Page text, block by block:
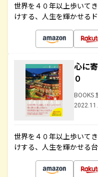
世界を４０年以上歩いて
けする、人生を輝かせる
心に
０
BOOKS
世界を４０年以上歩いて
けする、人生を輝かせる